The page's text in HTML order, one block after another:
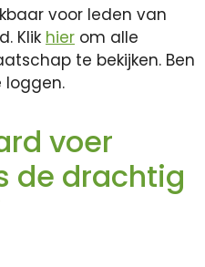
voor leden van
Klik hier om alle
te bekijken. Ben
loggen.
voer
de drachtig